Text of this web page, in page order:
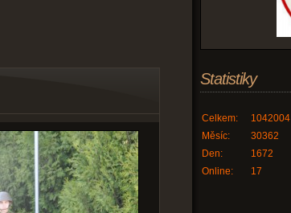
Statistiky
Online: 17
Celkem:
1042004
Měsíc:
30362
Den:
1672